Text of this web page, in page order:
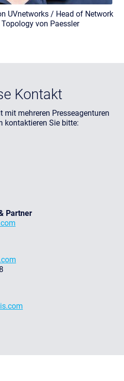
UVnetworks / Head of Network
von Paessler
Kontakt
mit mehreren Presseagenturen
kontaktieren Sie bitte:
Partner